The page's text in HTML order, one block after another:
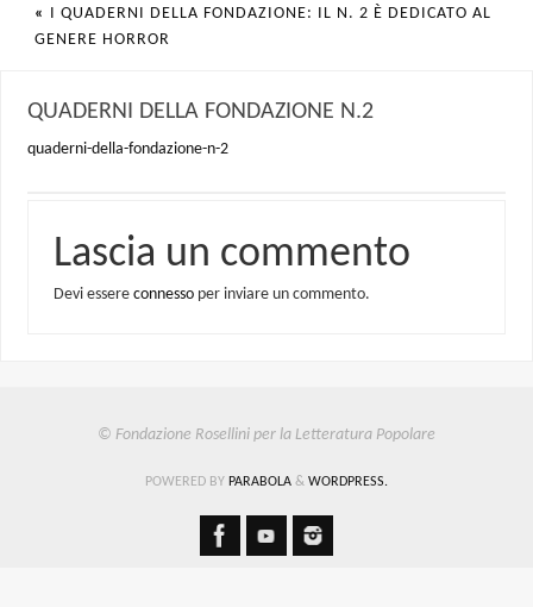
« I QUADERNI DELLA FONDAZIONE: IL N. 2 È DEDICATO AL
GENERE HORROR
QUADERNI DELLA FONDAZIONE N.2
quaderni-della-fondazione-n-2
Lascia un commento
Devi essereconnesso per inviare un commento.
© Fondazione Rosellini per la Letteratura Popolare
POWERED BY PARABOLA & WORDPRESS.